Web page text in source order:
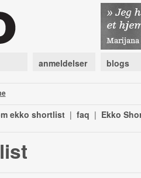
anmeldelser blogs
ekko shortlist | faq | Ekko